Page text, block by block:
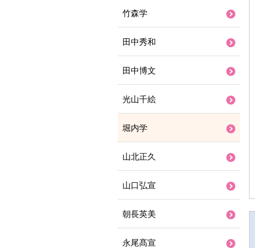
竹森学
田中秀和
田中博文
光山千絵
堀内学
山北正久
山口弘宣
朝長英美
永尾髙宣